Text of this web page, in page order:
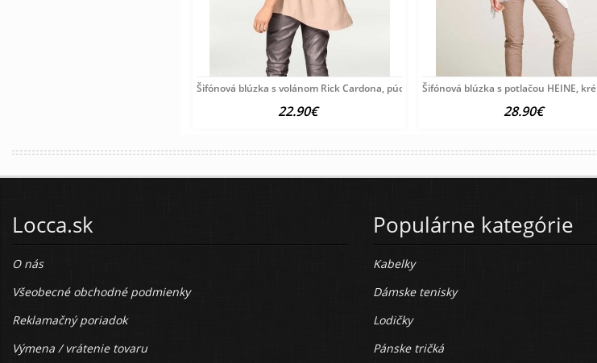
Šifónová blúzka s volánom Rick Cardona, púdrová
22.90€
Šifónová blúzka s potlačou HEINE,
28.90€
Locca.sk
O nás
Všeobecné obchodné podmienky
Reklamačný poriadok
Výmena / vrátenie tovaru
Populárne kategórie
Kabelky
Dámske tenisky
Lodičky
Pánske tričká